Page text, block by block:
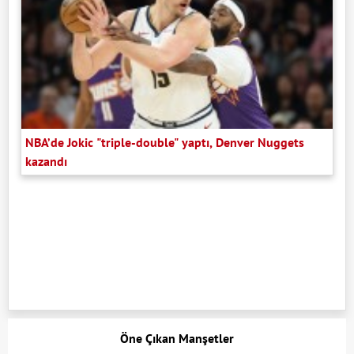
NBA’de Jokic "triple-double" yaptı, Denver Nuggets
kazandı
Öne Çıkan Manşetler